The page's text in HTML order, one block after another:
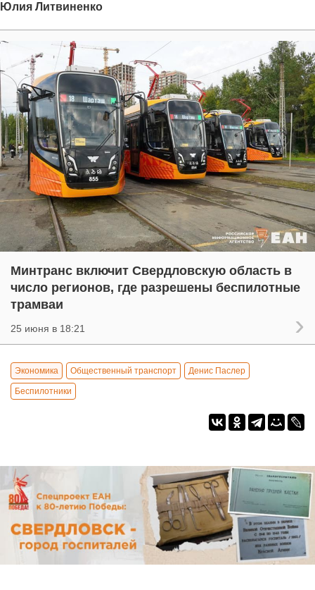
Юлия Литвиненко
Минтранс включит Свердловскую область в
число регионов, где разрешены беспилотные
трамваи
25 июня в 18:21
Экономика Общественный транспорт Денис Паслер
Беспилотники